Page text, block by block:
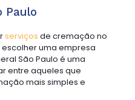
Paulo
serviços de cremação no
uma empresa
São Paulo é uma
entre aqueles que
mais simples e